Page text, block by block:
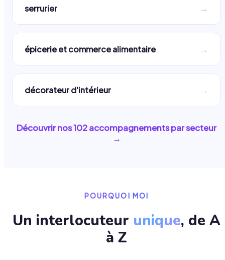
serrurier →
épicerie et commerce alimentaire →
décorateur d'intérieur →
Découvrir nos102accompagnements par secteur
→
POURQUOI MOI
Un interlocuteur unique, de A
à Z